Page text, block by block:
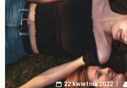
22 kwietnia 2022